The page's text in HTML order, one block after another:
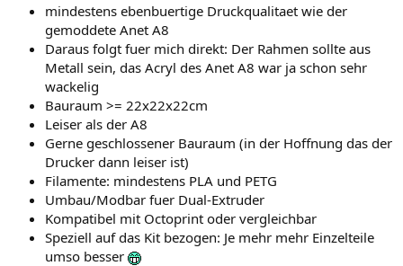
mindestens ebenbuertige Druckqualitaet wie der
gemoddete Anet A8
Daraus folgt fuer mich direkt: Der Rahmen sollte aus
Metall sein, das Acryl des Anet A8 war ja schon sehr
wackelig
Bauraum >= 22x22x22cm
Leiser als der A8
Gerne geschlossener Bauraum (in der Hoffnung das der
Drucker dann leiser ist)
Filamente: mindestens PLA und PETG
Umbau/Modbar fuer Dual-Extruder
Kompatibel mit Octoprint oder vergleichbar
Speziell auf das Kit bezogen: Je mehr mehr Einzelteile
umso besser